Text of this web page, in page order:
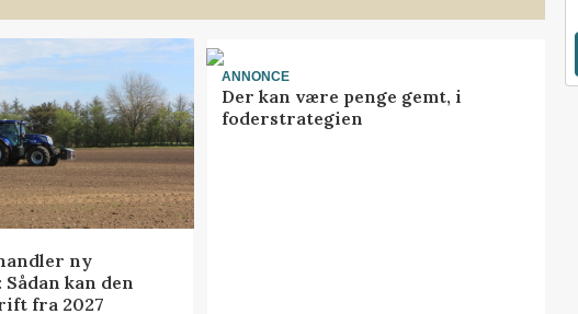
ny
kan den
fra 2027
ANNONCE
Der kan være penge gemt, i
foderstrategien